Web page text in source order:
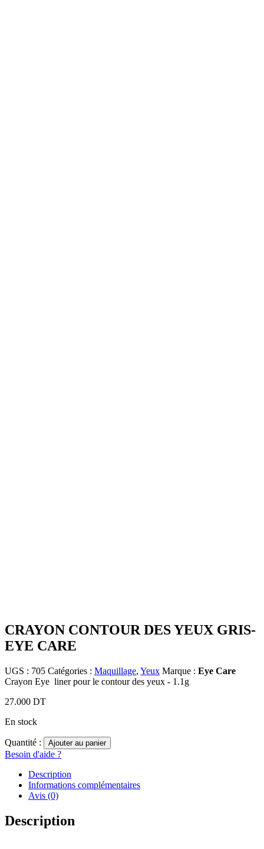
CRAYON CONTOUR DES YEUX GRIS-
EYE CARE
UGS : 705 Catégories : Maquillage, Yeux Marque : Eye Care
Crayon Eye liner pour le contour des yeux - 1.1g
27.000 DT
En stock
Quantité : Ajouter au panier
Besoin d'aide ?
Description
Informations complémentaires
Avis (0)
Description